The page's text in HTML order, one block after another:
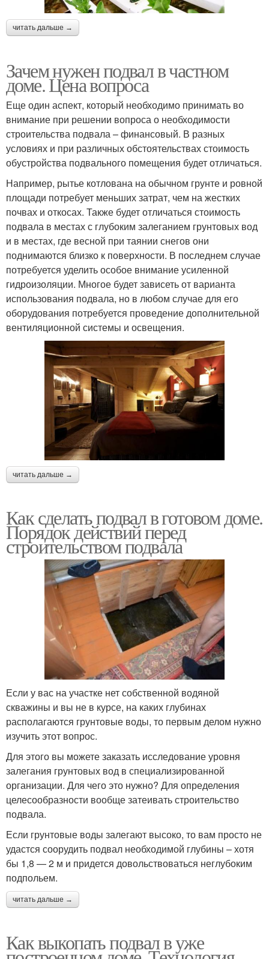
читать дальше →
Зачем нужен подвал в частном
доме. Цена вопроса
Еще один аспект, который необходимо принимать во
внимание при решении вопроса о необходимости
строительства подвала – финансовый. В разных
условиях и при различных обстоятельствах стоимость
обустройства подвального помещения будет отличаться.
Например, рытье котлована на обычном грунте и ровной
площади потребует меньших затрат, чем на жестких
почвах и откосах. Также будет отличаться стоимость
подвала в местах с глубоким залеганием грунтовых вод
и в местах, где весной при таянии снегов они
поднимаются близко к поверхности. В последнем случае
потребуется уделить особое внимание усиленной
гидроизоляции. Многое будет зависеть от варианта
использования подвала, но в любом случае для его
оборудования потребуется проведение дополнительной
вентиляционной системы и освещения.
читать дальше →
Как сделать подвал в готовом доме.
Порядок действий перед
строительством подвала
Если у вас на участке нет собственной водяной
скважины и вы не в курсе, на каких глубинах
располагаются грунтовые воды, то первым делом нужно
изучить этот вопрос.
Для этого вы можете заказать исследование уровня
залегания грунтовых вод в специализированной
организации. Для чего это нужно? Для определения
целесообразности вообще затеивать строительство
подвала.
Если грунтовые воды залегают высоко, то вам просто не
удастся соорудить подвал необходимой глубины – хотя
бы 1,8 — 2 м и придется довольствоваться неглубоким
подпольем.
читать дальше →
Как выкопать подвал в уже